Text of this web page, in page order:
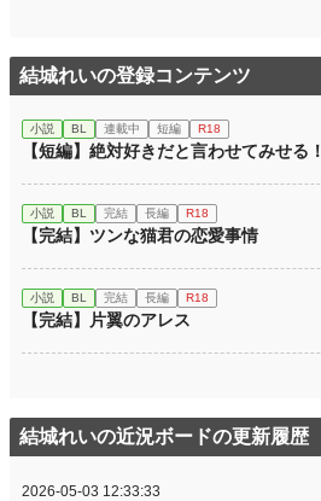
結城れいの登録コンテンツ
小説 BL 連載中 短編 R18
【短編】絶対好きだと言わせてみせる！
小説 BL 完結 長編 R18
【完結】ツンな猫君の恋愛事情
小説 BL 完結 長編 R18
【完結】片翼のアレス
結城れいの近況ボードの更新履歴
2026-05-03 12:33:33